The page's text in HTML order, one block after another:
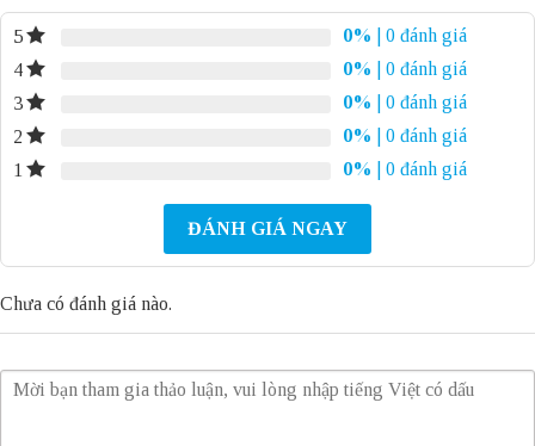
5 0%
| 0 đánh giá
4
0%
| 0 đánh giá
3
0%
| 0 đánh giá
2
0%
| 0 đánh giá
1
0% | 0 đánh giá
ĐÁNH GIÁ NGAY
Chưa có đánh giá nào.